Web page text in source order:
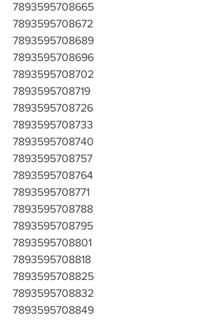
7893595708665
7893595708672
7893595708689
7893595708696
7893595708702
7893595708719
7893595708726
7893595708733
7893595708740
7893595708757
7893595708764
7893595708771
7893595708788
7893595708795
7893595708801
7893595708818
7893595708825
7893595708832
7893595708849